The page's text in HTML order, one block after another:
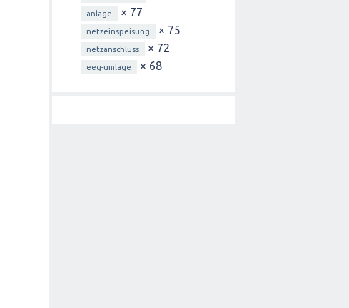
anlage × 77
netzeinspeisung × 75
netzanschluss × 72
eeg-umlage × 68